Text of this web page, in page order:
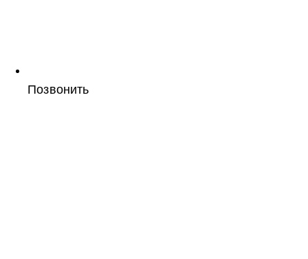
Позвонить